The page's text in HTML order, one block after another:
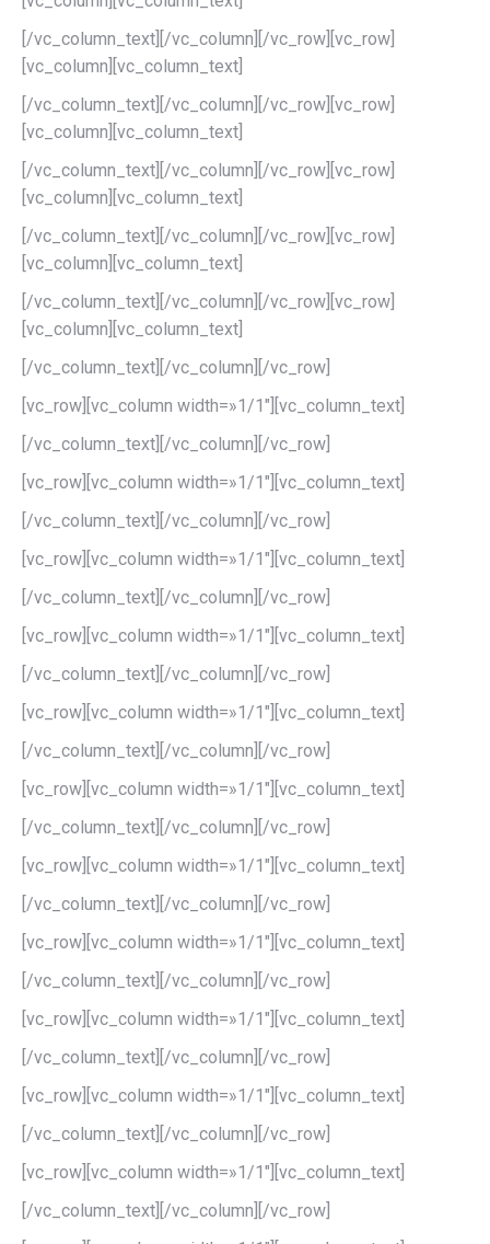
[/vc_column_text][/vc_column][/vc_row][vc_row]
[vc_column][vc_column_text]
[/vc_column_text][/vc_column][/vc_row][vc_row]
[vc_column][vc_column_text]
[/vc_column_text][/vc_column][/vc_row][vc_row]
[vc_column][vc_column_text]
[/vc_column_text][/vc_column][/vc_row][vc_row]
[vc_column][vc_column_text]
[/vc_column_text][/vc_column][/vc_row][vc_row]
[vc_column][vc_column_text]
[/vc_column_text][/vc_column][/vc_row]
[vc_row][vc_column width=»1/1″][vc_column_text]
[/vc_column_text][/vc_column][/vc_row]
[vc_row][vc_column width=»1/1″][vc_column_text]
[/vc_column_text][/vc_column][/vc_row]
[vc_row][vc_column width=»1/1″][vc_column_text]
[/vc_column_text][/vc_column][/vc_row]
[vc_row][vc_column width=»1/1″][vc_column_text]
[/vc_column_text][/vc_column][/vc_row]
[vc_row][vc_column width=»1/1″][vc_column_text]
[/vc_column_text][/vc_column][/vc_row]
[vc_row][vc_column width=»1/1″][vc_column_text]
[/vc_column_text][/vc_column][/vc_row]
[vc_row][vc_column width=»1/1″][vc_column_text]
[/vc_column_text][/vc_column][/vc_row]
[vc_row][vc_column width=»1/1″][vc_column_text]
[/vc_column_text][/vc_column][/vc_row]
[vc_row][vc_column width=»1/1″][vc_column_text]
[/vc_column_text][/vc_column][/vc_row]
[vc_row][vc_column width=»1/1″][vc_column_text]
[/vc_column_text][/vc_column][/vc_row]
[vc_row][vc_column width=»1/1″][vc_column_text]
[/vc_column_text][/vc_column][/vc_row]